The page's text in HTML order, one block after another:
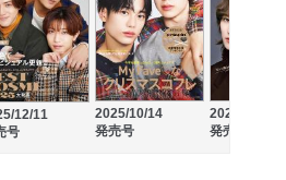
12/11
号
2025/10/14
発売号
2025/08/12
発売号